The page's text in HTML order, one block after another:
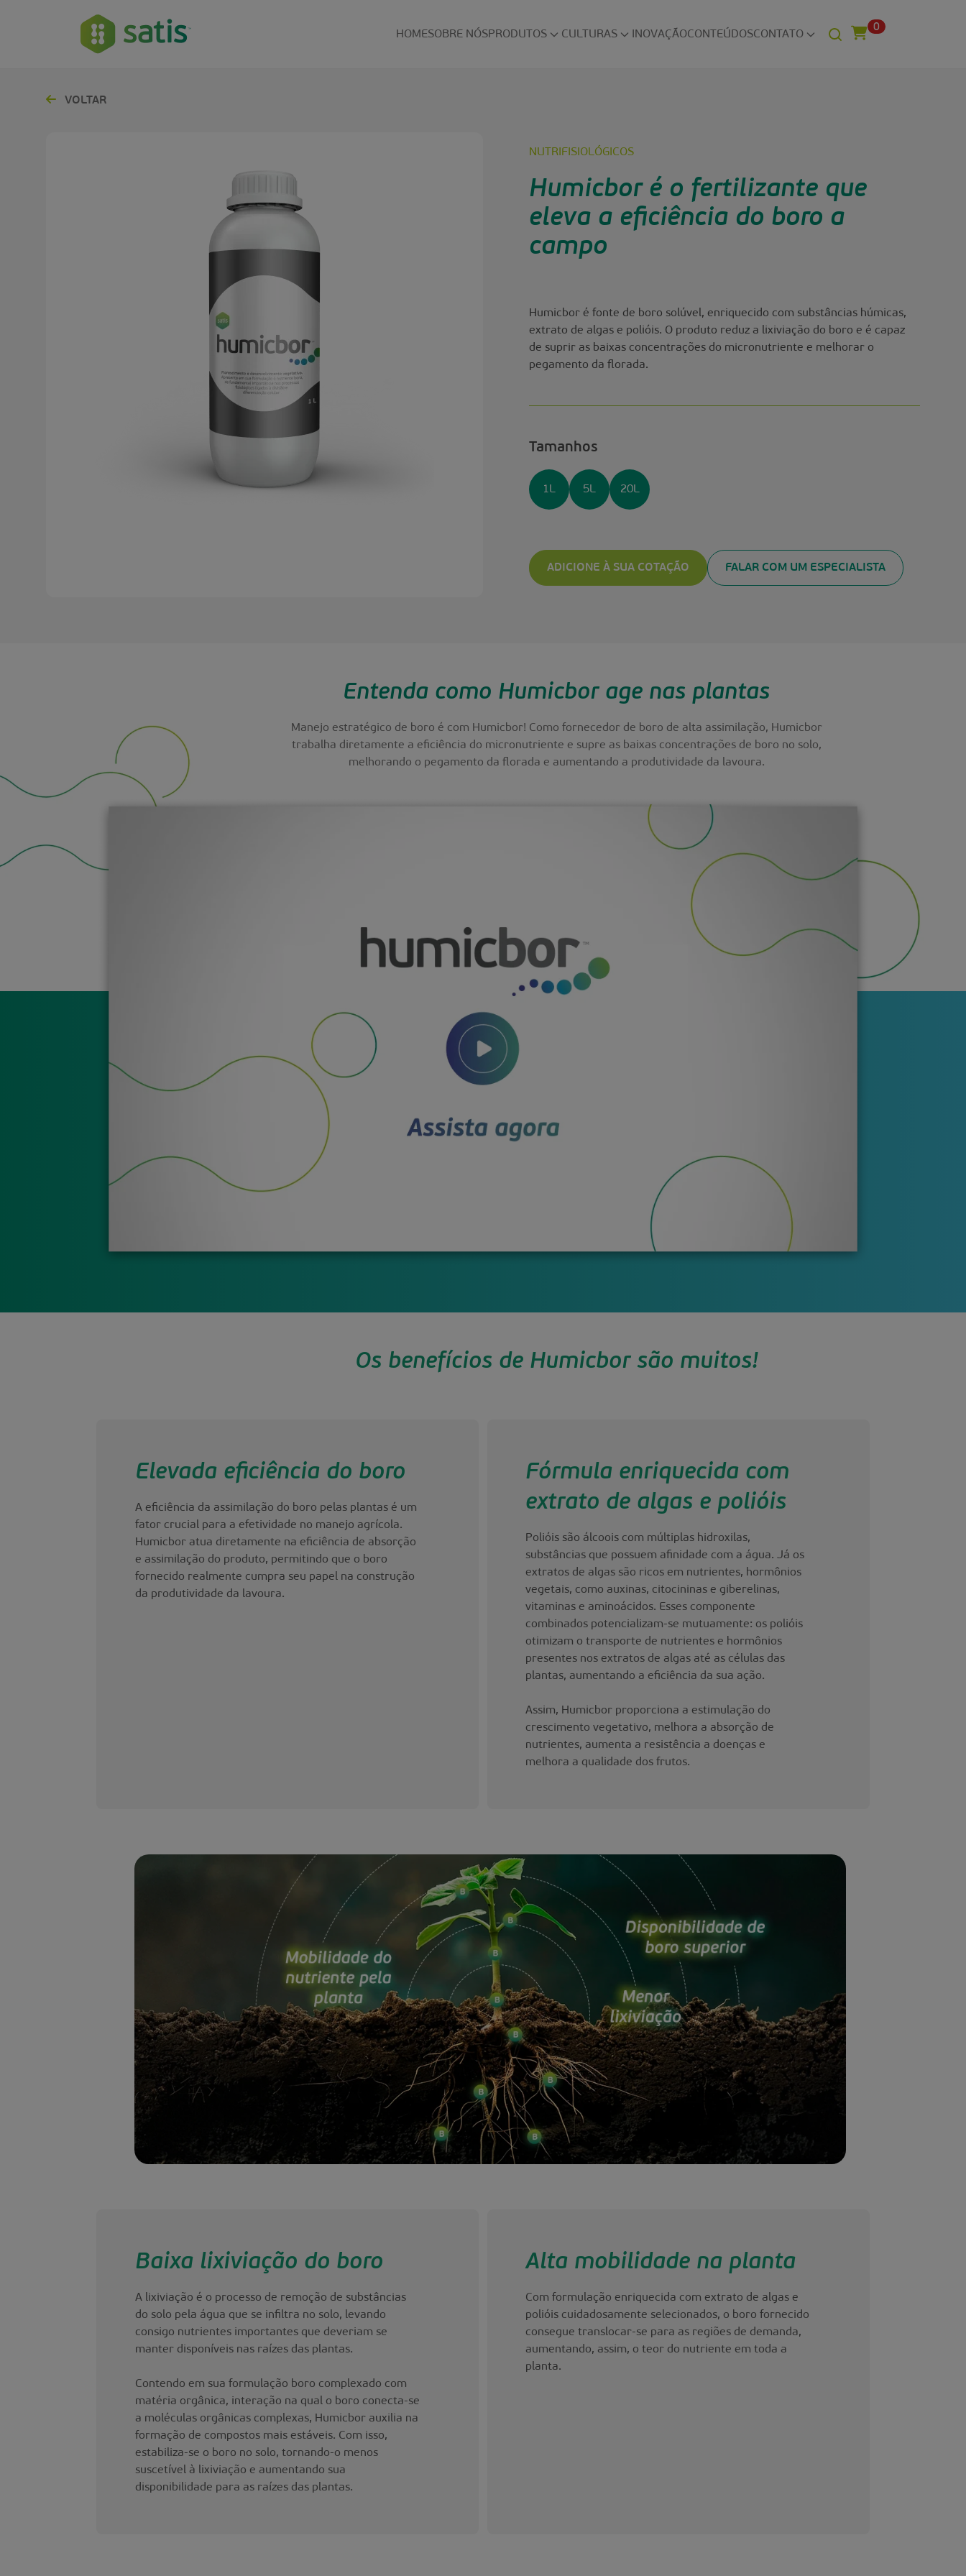
HOMESOBRE NÓSPRODUTOS CULTURAS INOVAÇÃOCONTEÚDOSCONTATO
0
VOLTAR
NUTRIFISIOLÓGICOS
Humicbor é o fertilizante que
eleva a eficiência do boro a
campo
Humicbor é fonte de boro solúvel, enriquecido com substâncias húmicas,
extrato de algas e polióis. O produto reduz a lixiviação do boro e é capaz
de suprir as baixas concentrações do micronutriente e melhorar o
pegamento da florada.
Tamanhos
1L 5L 20L
ADICIONE À SUA COTAÇÃO FALAR COM UM ESPECIALISTA
Entenda como Humicbor age nas plantas
Manejo estratégico de boro é com Humicbor! Como fornecedor de boro de alta assimilação, Humicbor
trabalha diretamente a eficiência do micronutriente e supre as baixas concentrações de boro no solo,
melhorando o pegamento da florada e aumentando a produtividade da lavoura.
Os benefícios de Humicbor são muitos!
Elevada eficiência do boro
A eficiência da assimilação do boro pelas plantas é um
fator crucial para a efetividade no manejo agrícola.
Humicbor atua diretamente na eficiência de absorção
e assimilação do produto, permitindo que o boro
fornecido realmente cumpra seu papel na construção
da produtividade da lavoura.
Fórmula enriquecida com
extrato de algas e polióis
Polióis são álcoois com múltiplas hidroxilas,
substâncias que possuem afinidade com a água. Já os
extratos de algas são ricos em nutrientes, hormônios
vegetais, como auxinas, citocininas e giberelinas,
vitaminas e aminoácidos. Esses componente
combinados potencializam-se mutuamente: os polióis
otimizam o transporte de nutrientes e hormônios
presentes nos extratos de algas até as células das
plantas, aumentando a eficiência da sua ação.
Assim, Humicbor proporciona a estimulação do
crescimento vegetativo, melhora a absorção de
nutrientes, aumenta a resistência a doenças e
melhora a qualidade dos frutos.
Baixa lixiviação do boro
A lixiviação é o processo de remoção de substâncias
do solo pela água que se infiltra no solo, levando
consigo nutrientes importantes que deveriam se
manter disponíveis nas raízes das plantas.
Contendo em sua formulação boro complexado com
matéria orgânica, interação na qual o boro conecta-se
a moléculas orgânicas complexas, Humicbor auxilia na
formação de compostos mais estáveis. Com isso,
estabiliza-se o boro no solo, tornando-o menos
suscetível à lixiviação e aumentando sua
disponibilidade para as raízes das plantas.
Alta mobilidade na planta
Com formulação enriquecida com extrato de algas e
polióis cuidadosamente selecionados, o boro fornecido
consegue translocar-se para as regiões de demanda,
aumentando, assim, o teor do nutriente em toda a
planta.